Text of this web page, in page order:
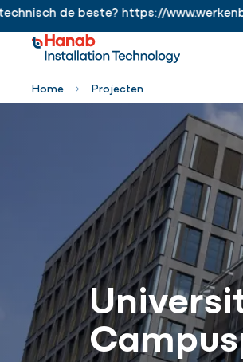
https://www.werkenbijhanab.nl
de beste? https://
Home Projecten